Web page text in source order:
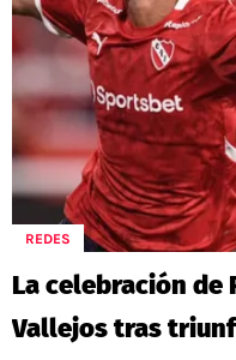
LA LIGA
QUIENES SOMOS
TÉRMINOS Y
AGENDA
POLÍTICAS DE PRIVACIDAD
POLÍTICA EDITORIAL
PUBLICIDAD / ADS
CONTACTO
AD CHOICES
ENTREVISTAS
REDES
La celebración de
Vallejos tras